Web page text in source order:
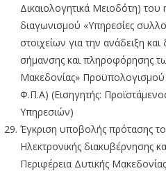
Δικαιολογητικά Μειοδότη) του
διαγωνισμού «Υπηρεσίες
στοιχείων για την ανάδειξη
σήμανσης και πληροφόρησης
Μακεδονίας»
Φ.Π.Α) (Εισηγητής:
Υπηρεσιών)
Έγκριση υποβολής πρότασης
Ηλεκτρονικής διακυβέρνησης
Περιφέρεια Δυτικής